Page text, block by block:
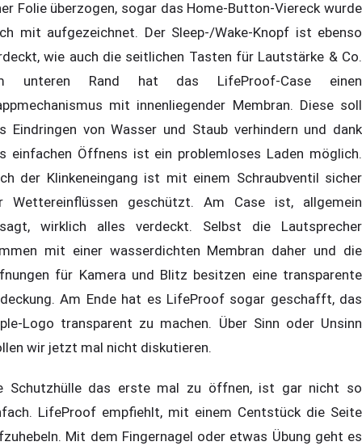
Folie überzogen, sogar das Home-Button-Viereck wurde
mit aufgezeichnet. Der Sleep-/Wake-Knopf ist ebenso
wie auch die seitlichen Tasten für Lautstärke & Co.
unteren Rand hat das LifeProof-Case einen
mit innenliegender Membran. Diese soll
Eindringen von Wasser und Staub verhindern und dank
einfachen Öffnens ist ein problemloses Laden möglich.
der Klinkeneingang ist mit einem Schraubventil sicher
Wettereinflüssen geschützt. Am Case ist, allgemein
wirklich alles verdeckt. Selbst die Lautsprecher
mit einer wasserdichten Membran daher und die
für Kamera und Blitz besitzen eine transparente
Am Ende hat es LifeProof sogar geschafft, das
Logo transparent zu machen. Über Sinn oder Unsinn
wir jetzt mal nicht diskutieren.
Schutzhülle das erste mal zu öffnen, ist gar nicht so
LifeProof empfiehlt, mit einem Centstück die Seite
Mit dem Fingernagel oder etwas Übung geht es